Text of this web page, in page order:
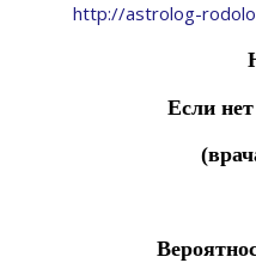
http://astrolog-
Если